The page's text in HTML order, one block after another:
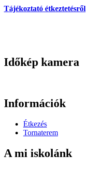
Tájékoztató étkeztetésről
Időkép kamera
Információk
Étkezés
Tornaterem
A mi iskolánk